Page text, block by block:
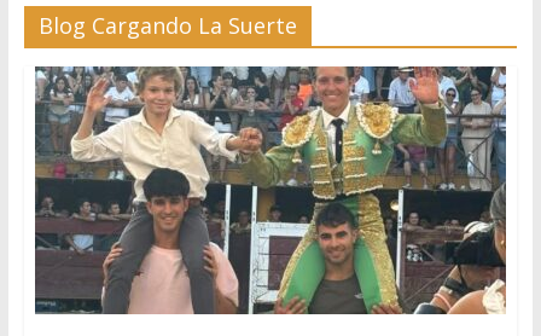
Blog Cargando La Suerte